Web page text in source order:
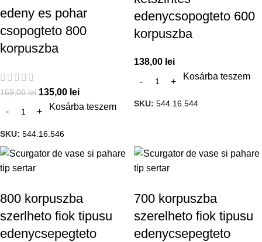
edeny es pohar
csopogteto 800
korpuszba
159,00lei 135,00 lei
Kosárba teszem
SKU: 544.16.546
edenycsopogteto 600
korpuszba
138,00 lei
Kosárba teszem
SKU: 544.16.544
800 korpuszba
szerlheto fiok tipusu
edenycsepegteto
700 korpuszba
szerelheto fiok tipusu
edenycsepegteto